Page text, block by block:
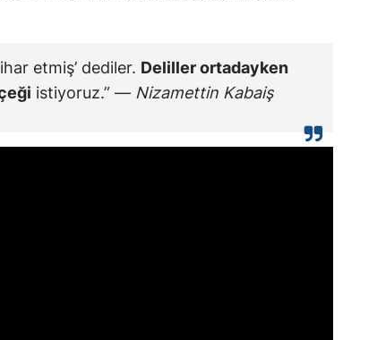
etmiş’ dediler. Deliller ortadayken
istiyoruz.” — Nizamettin Kabaiş